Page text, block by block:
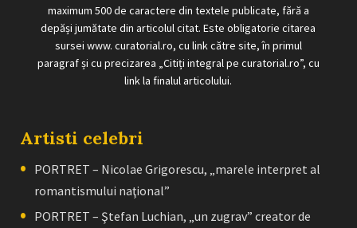
maximum 500 de caractere din textele publicate, fără a
depăși jumătate din articolul citat. Este obligatorie citarea
sursei www. curatorial.ro, cu link către site, în primul
paragraf și cu precizarea „Citiți integral pe curatorial.ro”, cu
link la finalul articolului.
Artisti celebri
PORTRET – Nicolae Grigorescu, „marele interpret al
romantismului naţional”
PORTRET – Ştefan Luchian, „un zugrav” creator de